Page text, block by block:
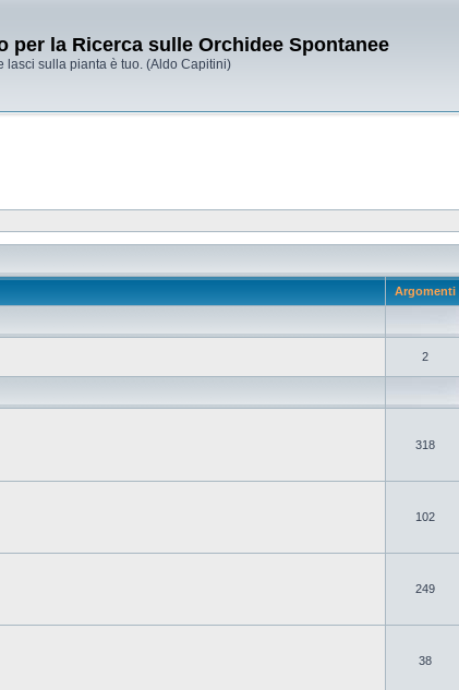
per la Ricerca sulle Orchidee Spontanee
lasci sulla pianta è tuo. (Aldo Capitini)
Argomenti
2
318
102
249
38